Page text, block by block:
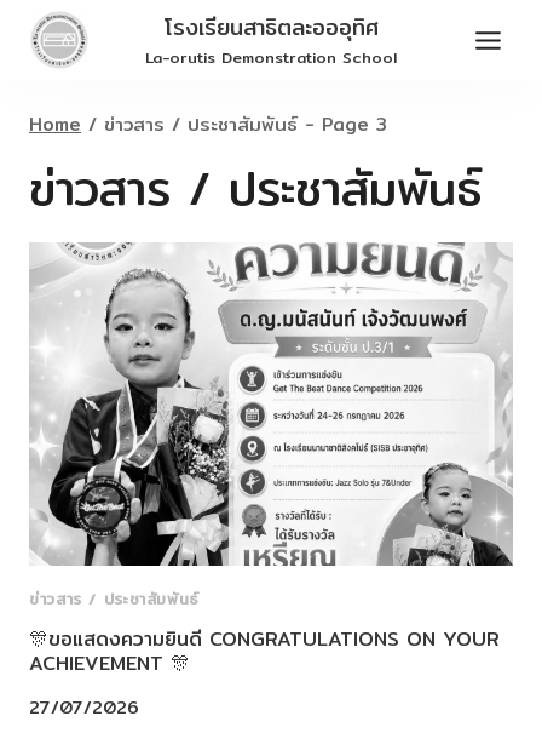
Skip
โรงเรียนสาธิตละอออุทิศ
La-orutis Demonstration School
Home / ข่าวสาร / ประชาสัมพันธ์- Page 3
ข่าวสาร / ประชาสัมพันธ์
ข่าวสาร / ประชาสัมพันธ์
🎊ขอแสดงความยินดี CONGRATULATIONS ON YOUR
ACHIEVEMENT 🎊
27/07/2026